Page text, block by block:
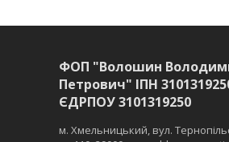
ФОП "Волошин
Петрович" ІПН
ЄДРПОУ 3101319250
м. Хмельницький, вул.